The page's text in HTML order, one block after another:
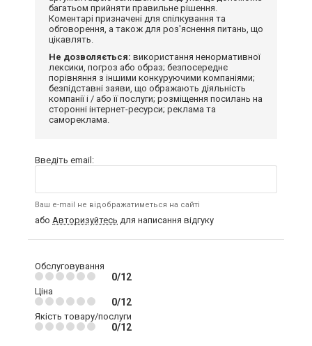
багатьом прийняти правильне рішення.
Коментарі призначені для спілкування та
обговорення, а також для роз'яснення питань, що
цікавлять.
Не дозволяється: використання ненормативної
лексики, погроз або образ; безпосереднє
порівняння з іншими конкуруючими компаніями;
безпідставні заяви, що ображають діяльність
компанії і / або її послуги; розміщення посилань на
сторонні інтернет-ресурси; реклама та
самореклама.
Введіть email:
Ваш e-mail не відображатиметься на сайті
або Авторизуйтесь для написання відгуку
Обслуговування
0/12
Ціна
0/12
Якість товару/послуги
0/12